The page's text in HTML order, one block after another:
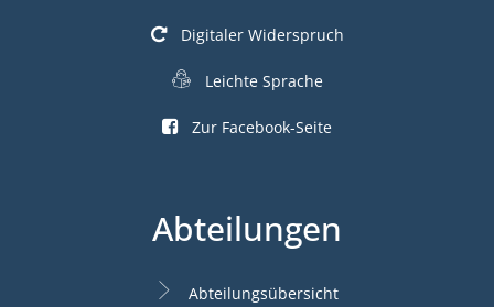
Digitaler Widerspruch
Leichte Sprache
Zur Facebook-Seite
Abteilungen
Abteilungsübersicht